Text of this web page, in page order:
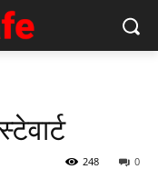
0
248